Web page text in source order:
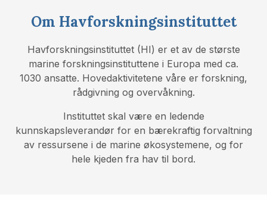
Om Havforskningsinstituttet
Havforskningsinstituttet (HI) er et av de største
marine forskningsinstituttene i Europa med ca.
1030 ansatte. Hovedaktivitetene våre er forskning,
rådgivning og overvåkning.
Instituttet skal være en ledende
kunnskapsleverandør for en bærekraftig forvaltning
av ressursene i de marine økosystemene, og for
hele kjeden fra hav til bord.